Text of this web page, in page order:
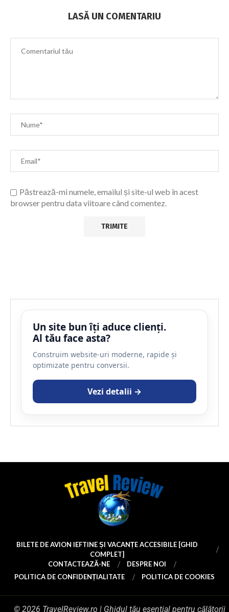
LASĂ UN COMENTARIU
Păstrează-mi numele, emailul și site-ul web în acest
browser pentru data viitoare când comentez.
Un site bun îți aduce clienți.
Al tău face asta?
Construim website-uri moderne, rapide și
optimizate pentru conversii.
Vezi detalii →
BILETE DE AVION IEFTINE ȘI VACANȚE ACCESIBILE [GHID
COMPLET]
CONTACTEAZĂ-NE
DESPRE NOI
POLITICA DE CONFIDENȚIALITATE
POLITICA DE COOKIES
© 2026 TravelReview.ro | Ghidul tău esențial pentru călătorii